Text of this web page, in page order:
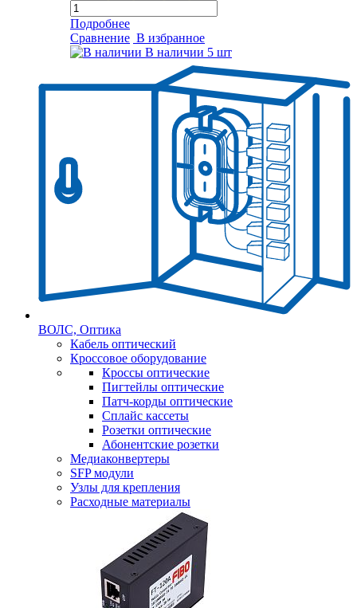
Подробнее
Сравнение В избранное
В наличии 5 шт
ВОЛС, Оптика
Кабель оптический
Кроссовое оборудование
Кроссы оптические
Пигтейлы оптические
Патч-корды оптические
Сплайс кассеты
Розетки оптические
Абонентские розетки
Медиаконвертеры
SFP модули
Узлы для крепления
Расходные материалы